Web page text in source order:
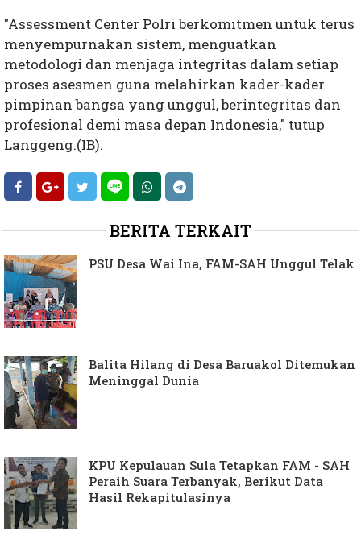
"Assessment Center Polri berkomitmen untuk terus
menyempurnakan sistem, menguatkan
metodologi dan menjaga integritas dalam setiap
proses asesmen guna melahirkan kader-kader
pimpinan bangsa yang unggul, berintegritas dan
profesional demi masa depan Indonesia," tutup
Langgeng.(IB).
BERITA TERKAIT
PSU Desa Wai Ina, FAM-SAH Unggul Telak
Balita Hilang di Desa Baruakol Ditemukan
Meninggal Dunia
KPU Kepulauan Sula Tetapkan FAM - SAH
Peraih Suara Terbanyak, Berikut Data
Hasil Rekapitulasinya